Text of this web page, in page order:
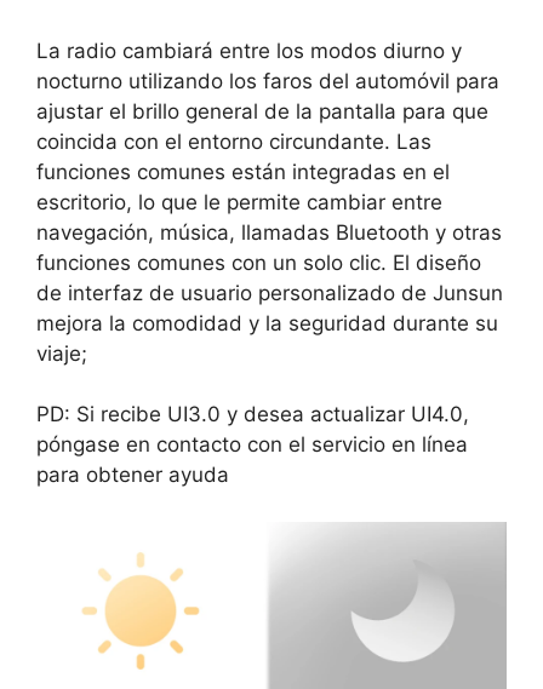
La radio cambiará entre los modos diurno y
nocturno utilizando los faros del automóvil para
ajustar el brillo general de la pantalla para que
coincida con el entorno circundante. Las
funciones comunes están integradas en el
escritorio, lo que le permite cambiar entre
navegación, música, llamadas Bluetooth y otras
funciones comunes con un solo clic. El diseño
de interfaz de usuario personalizado de Junsun
mejora la comodidad y la seguridad durante su
viaje;
PD: Si recibe UI3.0 y desea actualizar UI4.0,
póngase en contacto con el servicio en línea
para obtener ayuda